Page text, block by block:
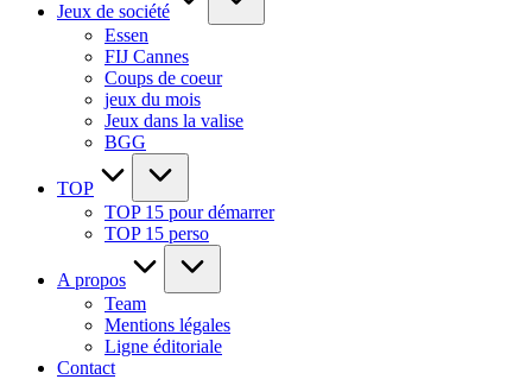
Jeux de société
Essen
FIJ Cannes
Coups de coeur
jeux du mois
Jeux dans la valise
BGG
TOP
TOP 15 pour démarrer
TOP 15 perso
A propos
Team
Mentions légales
Ligne éditoriale
Contact